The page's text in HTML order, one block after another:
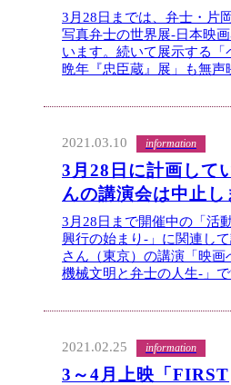
3月28日までは、弁士・片
写真弁士の世界展-日本映
います。続いて展示する
晩年『忠臣蔵』展」も無
2021.03.10 information
3月28日に計画して
んの講演会は中止し
3月28日まで開催中の「活
興行の始まり-」に関連し
さん（東京）の講演「映
機械文明と弁士の人生-」
2021.02.25 information
3～4月上映「FIRST